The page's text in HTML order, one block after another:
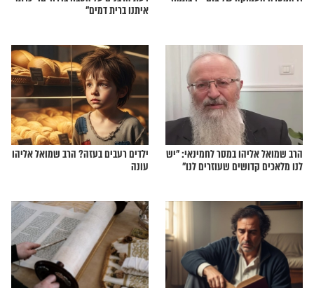
אומרת על המלחמה
שימו לב: היום צריך לומר את ברכת
"הטוב והמיטיב"!